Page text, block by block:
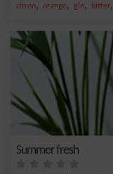
citron, orange, gin, bitter,
Summer fresh